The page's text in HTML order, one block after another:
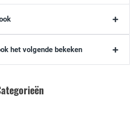
het volgende bekeken